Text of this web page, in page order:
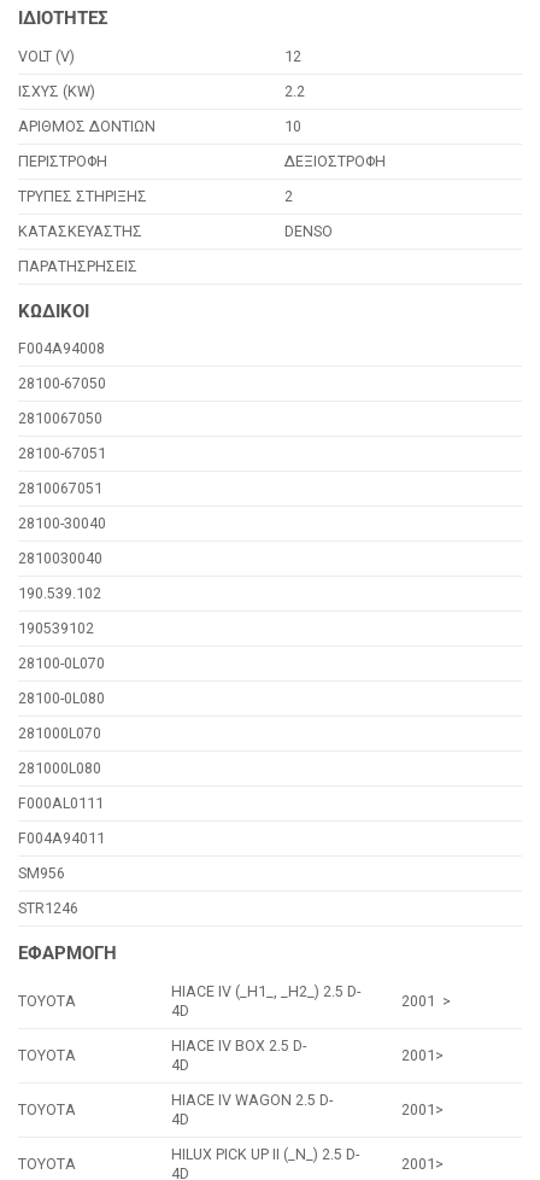
ΙΔΙΟΤΗΤΕΣ
VOLT (V)
12
ΙΣΧΥΣ (KW)
2.2
ΑΡΙΘΜΟΣ ΔΟΝΤΙΩΝ
10
ΠΕΡΙΣΤΡΟΦΗ
ΔΕΞΙΟΣΤΡΟΦΗ
ΤΡΥΠΕΣ ΣΤΗΡΙΞΗΣ
2
ΚΑΤΑΣΚΕΥΑΣΤΗΣ
DENSO
ΠΑΡΑΤΗΣΡΗΣΕΙΣ
ΚΩΔΙΚΟΙ
F004A94008
28100-67050
2810067050
28100-67051
2810067051
28100-30040
2810030040
190.539.102
190539102
28100-0L070
28100-0L080
281000L070
281000L080
F000AL0111
F004A94011
SM956
STR1246
ΕΦΑΡΜΟΓΗ
TOYOTA
HIACE IV (_H1_, _H2_) 2.5 D-
4D
2001 >
TOYOTA
HIACE IV BOX 2.5 D-
4D
2001>
TOYOTA
HIACE IV WAGON 2.5 D-
4D
2001>
TOYOTA
HILUX PICK UP II (_N_) 2.5 D-
4D
2001>